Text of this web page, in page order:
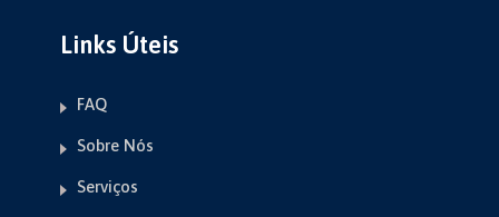
Links Úteis
FAQ
Sobre Nós
Serviços